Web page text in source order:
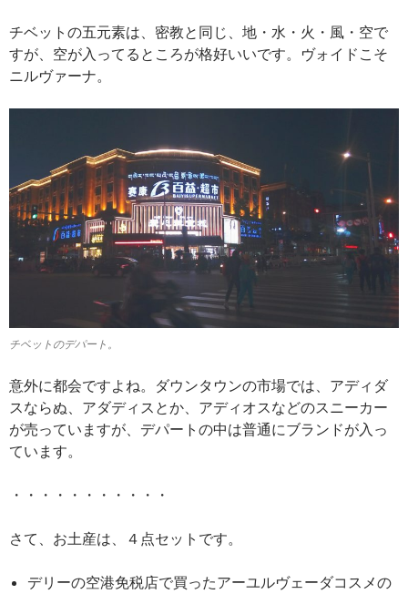
チベットの五元素は、密教と同じ、地・水・火・風・空で
すが、空が入ってるところが格好いいです。ヴォイドこそ
ニルヴァーナ。
チベットのデパート。
意外に都会ですよね。ダウンタウンの市場では、アディダ
スならぬ、アダディスとか、アディオスなどのスニーカー
が売っていますが、デパートの中は普通にブランドが入っ
ています。
・・・・・・・・・・・
さて、お土産は、４点セットです。
デリーの空港免税店で買ったアーユルヴェーダコスメの